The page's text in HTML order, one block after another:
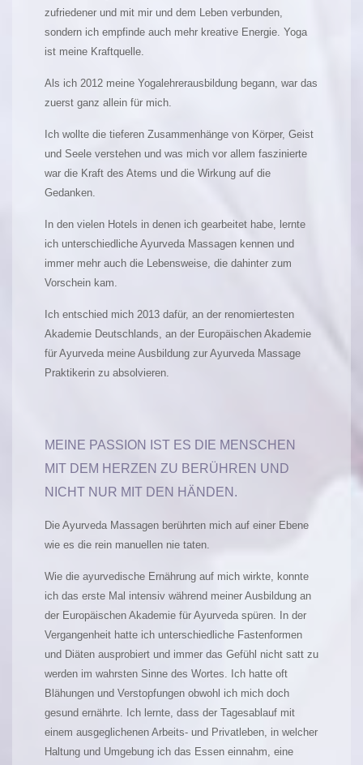
zufriedener und mit mir und dem Leben verbunden,
sondern ich empfinde auch mehr kreative Energie. Yoga
ist meine Kraftquelle.
Als ich 2012 meine Yogalehrerausbildung begann, war das
zuerst ganz allein für mich.
Ich wollte die tieferen Zusammenhänge von Körper, Geist
und Seele verstehen und was mich vor allem faszinierte
war die Kraft des Atems und die Wirkung auf die
Gedanken.
In den vielen Hotels in denen ich gearbeitet habe, lernte
ich unterschiedliche Ayurveda Massagen kennen und
immer mehr auch die Lebensweise, die dahinter zum
Vorschein kam.
Ich entschied mich 2013 dafür, an der renomiertesten
Akademie Deutschlands, an der Europäischen Akademie
für Ayurveda meine Ausbildung zur Ayurveda Massage
Praktikerin zu absolvieren.
MEINE PASSION IST ES DIE MENSCHEN
MIT DEM HERZEN ZU BERÜHREN UND
NICHT NUR MIT DEN HÄNDEN.
Die Ayurveda Massagen berührten mich auf einer Ebene
wie es die rein manuellen nie taten.
Wie die ayurvedische Ernährung auf mich wirkte, konnte
ich das erste Mal intensiv während meiner Ausbildung an
der Europäischen Akademie für Ayurveda spüren. In der
Vergangenheit hatte ich unterschiedliche Fastenformen
und Diäten ausprobiert und immer das Gefühl nicht satt zu
werden im wahrsten Sinne des Wortes. Ich hatte oft
Blähungen und Verstopfungen obwohl ich mich doch
gesund ernährte. Ich lernte, dass der Tagesablauf mit
einem ausgeglichenen Arbeits- und Privatleben, in welcher
Haltung und Umgebung ich das Essen einnahm, eine